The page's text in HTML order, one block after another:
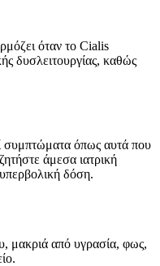
όταν το Cialis
δυσλειτουργίας, καθώς
συμπτώματα όπως αυτά που
άμεσα ιατρική
δόση.
μακριά από υγρασία, φως,